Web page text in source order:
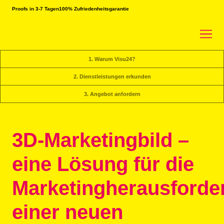
Proofs in 3-7 Tagen100% Zufriedenheitsgarantie
1. Warum Visu24?
2. Dienstleistungen erkunden
3. Angebot anfordern
3D-Marketingbild –
eine Lösung für die
einer neuen